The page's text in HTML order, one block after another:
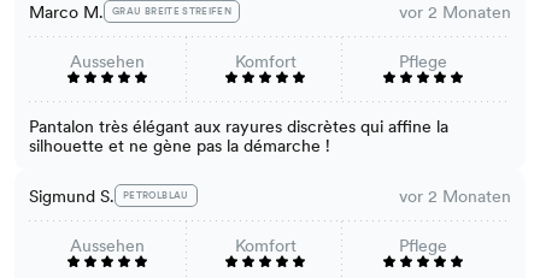
Marco M. GRAU BREITE STREIFEN vor 2 Monaten
Aussehen Komfort Pflege
Pantalon très élégant aux rayures discrètes qui affine la
silhouette et ne gène pas la démarche !
Sigmund S. PETROLBLAU vor 2 Monaten
Aussehen Komfort Pflege